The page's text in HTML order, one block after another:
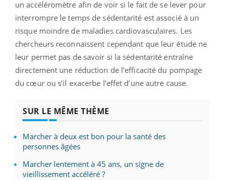
un accéléromètre afin de voir si le fait de se lever pour
interrompre le temps de sédentarité est associé à un
risque moindre de maladies cardiovasculaires. Les
chercheurs reconnaissent cependant que leur étude ne
leur permet pas de savoir si la sédentarité entraîne
directement une réduction de l’efficacité du pompage
du cœur ou s’il exacerbe l’effet d’une autre cause.
SUR LE MÊME THÈME
Marcher à deux est bon pour la santé des
personnes âgées
Marcher lentement à 45 ans, un signe de
vieillissement accéléré ?